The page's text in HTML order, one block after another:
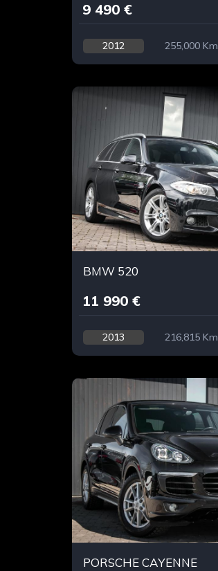
9 490 €
2012 255,000 Km
BMW 520
11 990 €
2013 216,815 Km
PORSCHE CAYENNE